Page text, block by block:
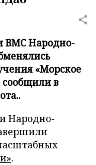
ВМС Народно-
«Морское
сообщили в
Народно-
.